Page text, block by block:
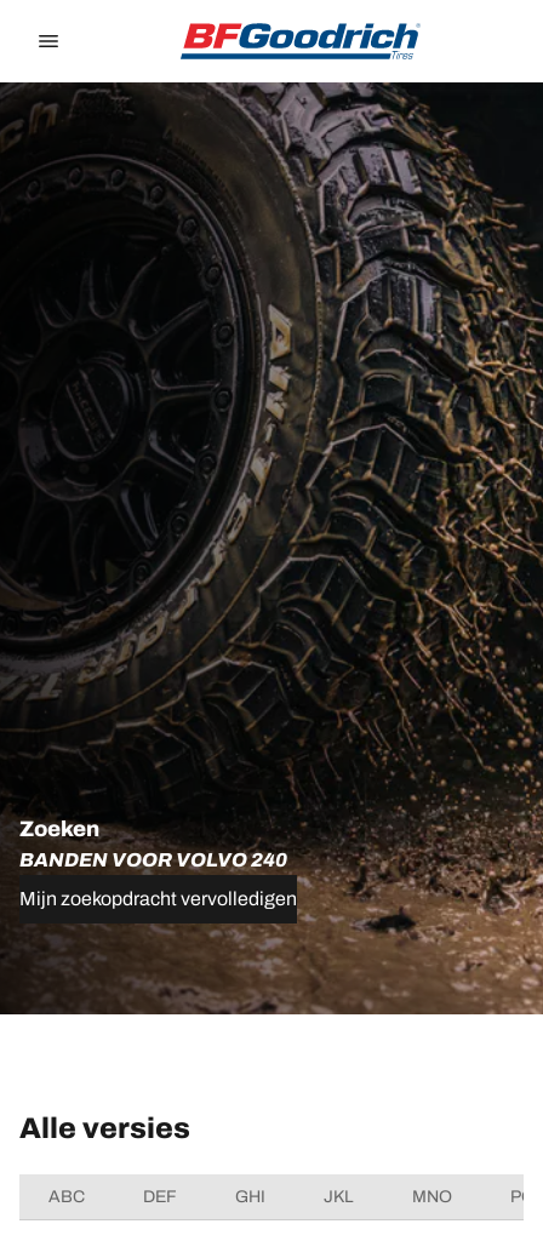
Zoeken
BANDEN VOOR VOLVO 240
Mijn zoekopdracht vervolledigen
Alle versies
ABC DEF GHI JKL MNO